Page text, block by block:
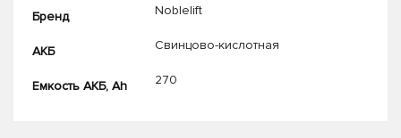
Бренд Noblelift
АКБ Свинцово-кислотная
Емкость АКБ, Ah 270